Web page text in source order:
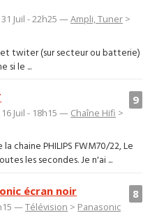
31 Juil - 22h25 —Ampli, Tuner >
twiter (sur secteur ou batterie)
si le ...
9
Juil - 18h15 — Chaîne Hifi >
chaine PHILIPS FWM70/22, Le
les secondes. Je n'ai ...
8
écran noir
—Télévision > Panasonic